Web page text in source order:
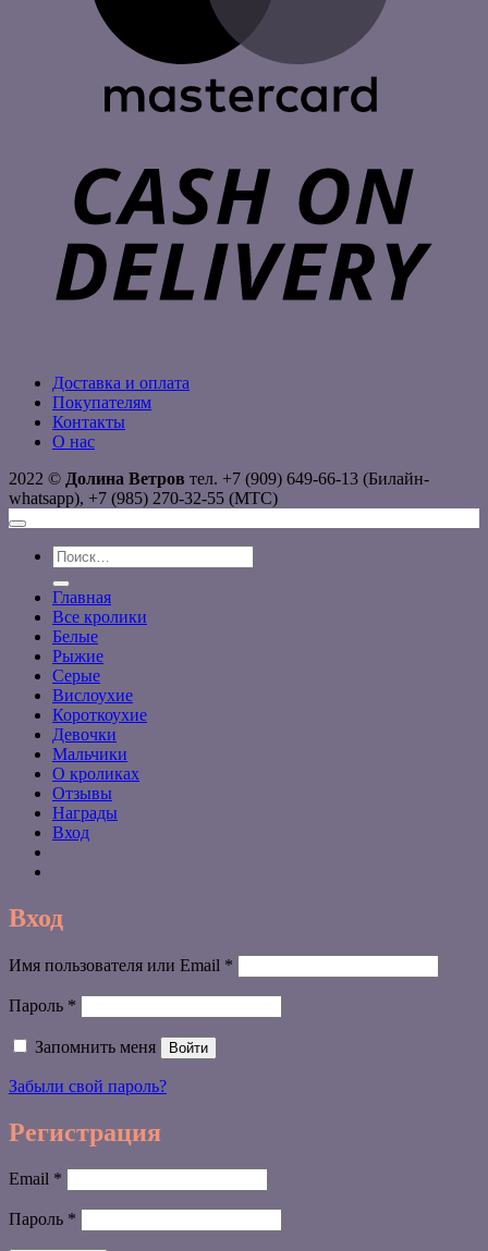
Доставка и оплата
Покупателям
Контакты
О нас
2022 © Долина Ветров тел. +7 (909) 649-66-13 (Билайн-
whatsapp), +7 (985) 270-32-55 (МТС)
Искать:
Главная
Все кролики
Белые
Рыжие
Серые
Вислоухие
Короткоухие
Девочки
Мальчики
О кроликах
Отзывы
Награды
Вход
Вход
Имя пользователя или Email *
Пароль *
Запомнить меня Войти
Забыли свой пароль?
Регистрация
Email *
Пароль *